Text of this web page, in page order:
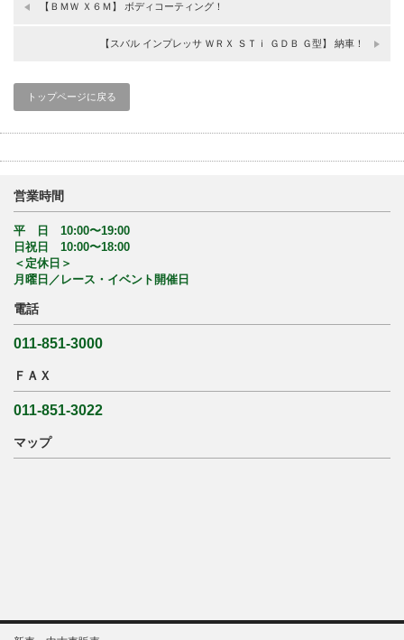
【ＢＭＷ Ｘ６Ｍ】 ボディコーティング！
【スバル インプレッサ ＷＲＸ ＳＴｉ ＧＤＢ Ｇ型】 納車！
トップページに戻る
営業時間
平 日 10:00〜19:00
日祝日 10:00〜18:00
＜定休日＞
月曜日／レース・イベント開催日
電話
011-851-3000
ＦＡＸ
011-851-3022
マップ